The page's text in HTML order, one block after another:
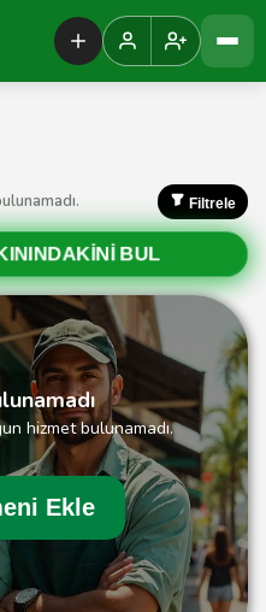
Filtrele
BUL
hizmet bulunamadı.
Ekle